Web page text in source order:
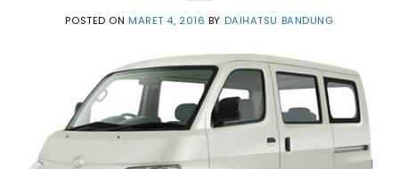
POSTED ONMARET 4, 2016 BY DAIHATSU BANDUNG